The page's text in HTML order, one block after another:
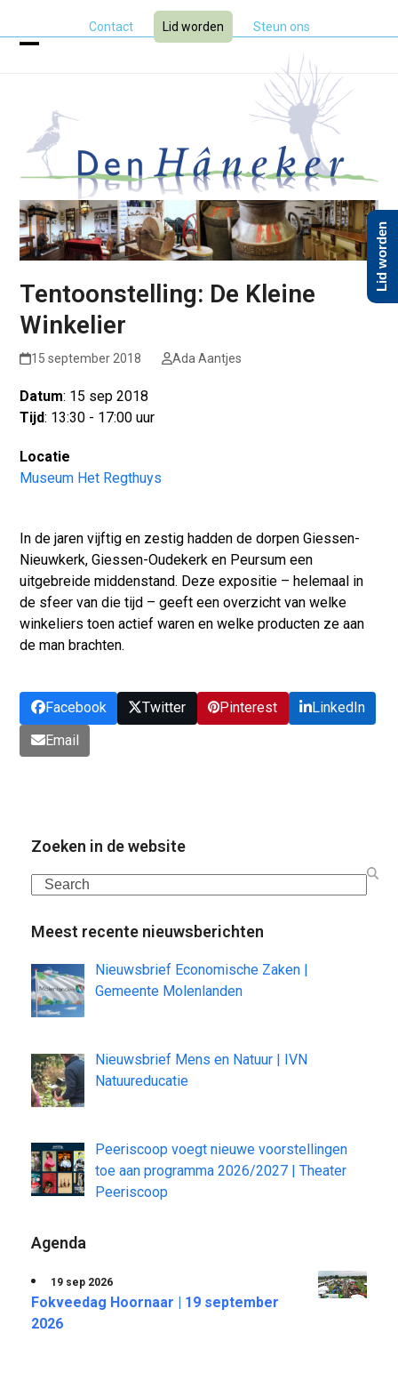
Contact Lid worden Steun ons
menu
menu
Tentoonstelling: De Kleine
Winkelier
15 september 2018 Ada Aantjes
Datum: 15 sep 2018
Tijd: 13:30 - 17:00 uur
Locatie
Museum Het Regthuys
In de jaren vijftig en zestig hadden de dorpen Giessen-
Nieuwkerk, Giessen-Oudekerk en Peursum een
uitgebreide middenstand. Deze expositie – helemaal in
de sfeer van die tijd – geeft een overzicht van welke
winkeliers toen actief waren en welke producten ze aan
de man brachten.
Facebook Twitter Pinterest
LinkedIn
Email
Zoeken in de website
Search
Meest recente nieuwsberichten
Nieuwsbrief Economische Zaken |
Gemeente Molenlanden
Nieuwsbrief Mens en Natuur | IVN
Natuureducatie
Peeriscoop voegt nieuwe voorstellingen
toe aan programma 2026/2027 | Theater
Peeriscoop
Agenda
19 sep 2026
Fokveedag Hoornaar | 19 september
2026
Lid worden